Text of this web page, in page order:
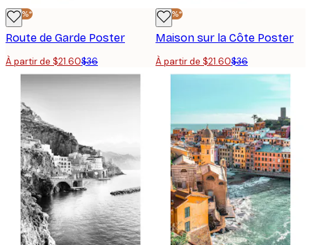
-40%*
Route de Garde Poster
À partir de $21.60$36
-40%*
Maison sur la Côte Poster
À partir de $21.60$36